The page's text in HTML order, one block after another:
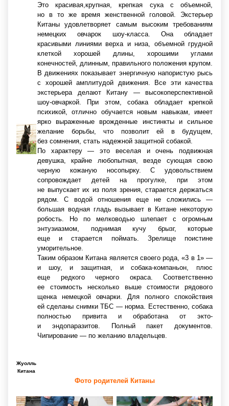
Это красивая,крупная, крепкая сука с объемной,
но в то же время женственной головой. Экстерьер
Китаны удовлетворяет самым высоким требованиям
немецких овчарок шоу-класса. Она обладает
красивыми линиями верха и низа, объемной грудной
клеткой хорошей длины, хорошими углами
конечностей, длинным, правильного положения крупом.
В движениях показывает энергичную напористую рысь
с хорошей амплитудой движения. Все эти качества
экстерьера делают Китану — высокоперспективной
шоу-овчаркой. При этом, собака обладает крепкой
психикой, отлично обучается новым навыкам, имеет
ярко выраженные врожденные инстинкты и сильное
желание борьбы, что позволит ей в будущем,
без сомнения, стать надежной защитной собакой.
По характеру — это веселая и очень подвижная
девушка, крайне любопытная, везде сующая свою
черную кожаную носопырку. С удовольствием
сопровождает детей на прогулке, при этом
не выпускает их из поля зрения, старается держаться
рядом. С водой отношения еще не сложились —
большая водная гладь вызывает в Китане некоторую
робость. Но по мелководью шлепает с огромным
энтузиазмом, поднимая кучу брызг, которые
еще и старается поймать. Зрелище поистине
уморительное.
Таким образом Китана является своего рода, «3 в 1» —
и шоу, и защитная, и собака-компаньон, плюс
еще редкого черного окраса. Соответственно
ее стоимость несколько выше стоимости рядового
щенка немецкой овчарки. Для полного спокойствия
ей сделаны снимки ТБС — норма. Естественно, собака
полностью привита и обработана от экто-
и эндопаразитов. Полный пакет документов.
Чипирование — по желанию владельцев.
Жуолль
Китана
Фото родителей Китаны